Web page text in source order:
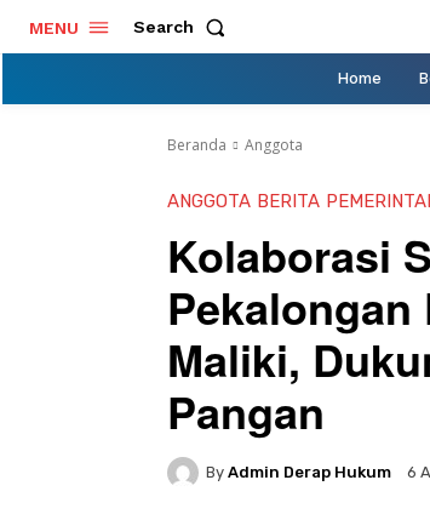
MENU Search
Home
Beranda Anggota
ANGGOTA BERITA
Kolaborasi
Pekalongan
Maliki,
Pangan
By Admin Derap Hukum 6